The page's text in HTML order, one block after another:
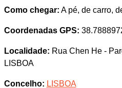
Como chegar: A pé, de carro,
Coordenadas GPS:
Localidade: Rua Chen He -
LISBOA
Concelho: LISBOA